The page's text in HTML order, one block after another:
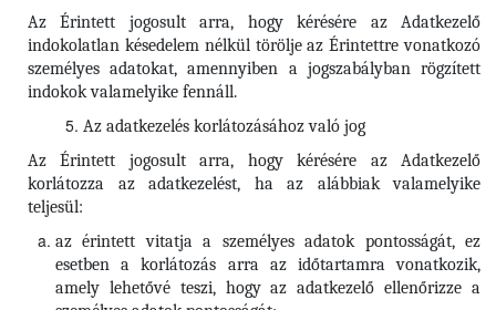
Az Érintett jogosult arra, hogy kérésére az Adatkezelő
indokolatlan késedelem nélkül törölje az Érintettre vonatkozó
személyes adatokat, amennyiben a jogszabályban rögzített
indokok valamelyike fennáll.
Az adatkezelés korlátozásához való jog
Az Érintett jogosult arra, hogy kérésére az Adatkezelő
korlátozza az adatkezelést, ha az alábbiak valamelyike
teljesül:
az érintett vitatja a személyes adatok pontosságát, ez
esetben a korlátozás arra az időtartamra vonatkozik,
amely lehetővé teszi, hogy az adatkezelő ellenőrizze a